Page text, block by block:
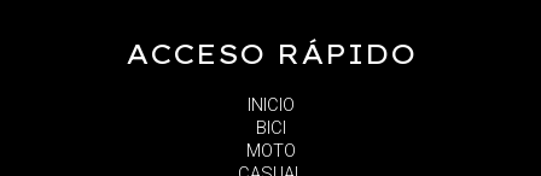
ACCESO RÁPIDO
INICIO
BICI
MOTO